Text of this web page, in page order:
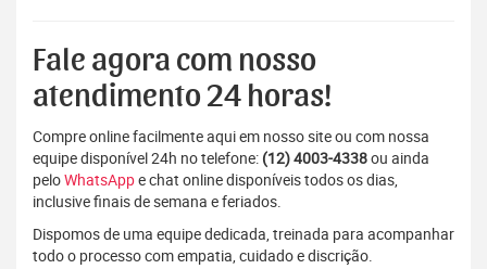
Fale agora com nosso
atendimento 24 horas!
Compre online facilmente aqui em nosso site ou com nossa
equipe disponível 24h no telefone: (12) 4003-4338ou ainda
peloWhatsAppe chat online disponíveis todos os dias,
inclusive finais de semana e feriados.
Dispomos de uma equipe dedicada, treinada para acompanhar
todo o processo com empatia, cuidado e discrição.